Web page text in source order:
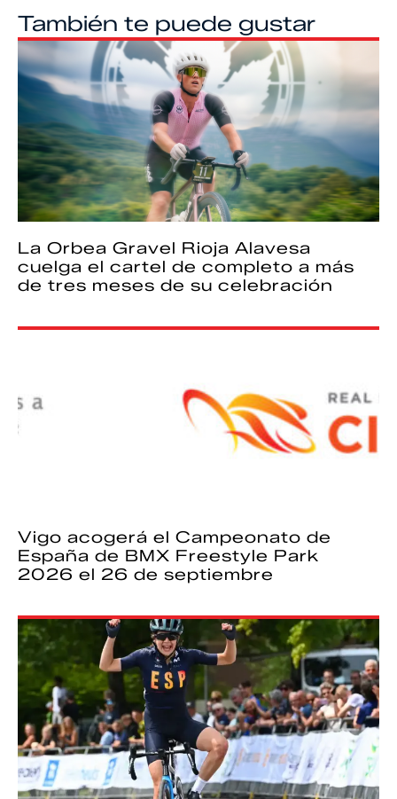
También te puede gustar
La Orbea Gravel Rioja Alavesa
cuelga el cartel de completo a más
de tres meses de su celebración
Vigo acogerá el Campeonato de
España de BMX Freestyle Park
2026 el 26 de septiembre